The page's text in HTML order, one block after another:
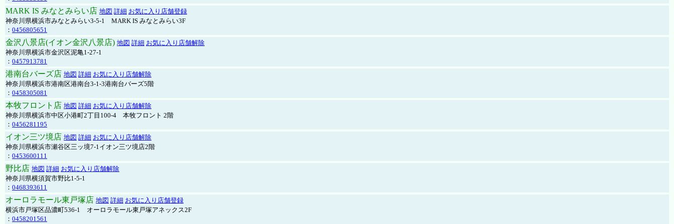
MARK IS みなとみらい店 地図 詳細 お気に入り店舗登録
神奈川県横浜市みなとみらい3-5-1 MARK IS みなとみらい3F
： 0456805651
金沢八景店(イオン金沢八景店) 地図 詳細 お気に入り店舗解除
神奈川県横浜市金沢区泥亀1-27-1
： 0457913781
港南台バーズ店 地図 詳細 お気に入り店舗解除
神奈川県横浜市港南区港南台3-1-3港南台バーズ5階
： 0458305081
本牧フロント店 地図 詳細 お気に入り店舗解除
神奈川県横浜市中区小港町2丁目100-4 本牧フロント 2階
： 0456281195
イオン三ツ境店 地図 詳細 お気に入り店舗解除
神奈川県横浜市瀬谷区三ッ境7-1イオン三ツ境店2階
： 0453600111
野比店 地図 詳細 お気に入り店舗解除
神奈川県横須賀市野比1-5-1
： 0468393611
オーロラモール東戸塚店 地図 詳細 お気に入り店舗登録
横浜市戸塚区品濃町536-1 オーロラモール東戸塚アネックス2F
： 0458201561